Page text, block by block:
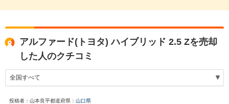
アルファード(トヨタ) ハイブリッド 2.5 Zを売却
した人のクチコミ
投稿者：山本良平都道府県： 山口県